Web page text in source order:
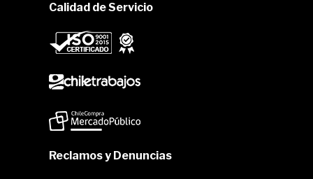
Calidad de Servicio
Reclamos y Denuncias